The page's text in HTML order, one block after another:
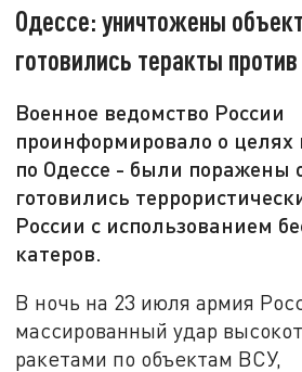
Одессе: уничтожены
готовились теракты
Военное ведомство России
проинформировало о целях
по Одессе - были поражены
готовились
России с использованием
катеров.
В ночь на 23 июля армия
массированный удар
ракетами по объектам ВСУ,